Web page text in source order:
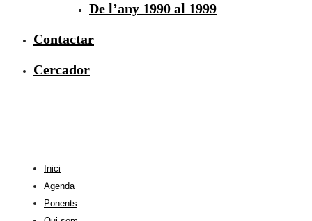
De l’any 1990 al 1999
Contactar
Cercador
Inici
Agenda
Ponents